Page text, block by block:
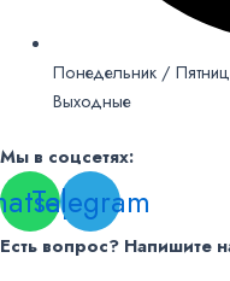
Понедельник /
Выходные
Мы в соцсетях:
Telegram
Есть вопрос? Напишите